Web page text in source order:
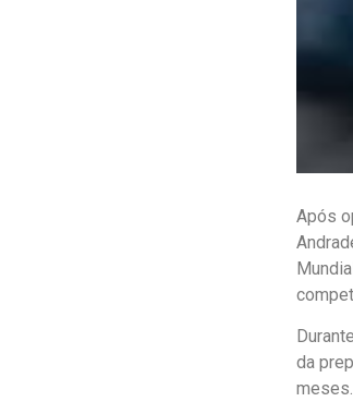
Após
da
meses.